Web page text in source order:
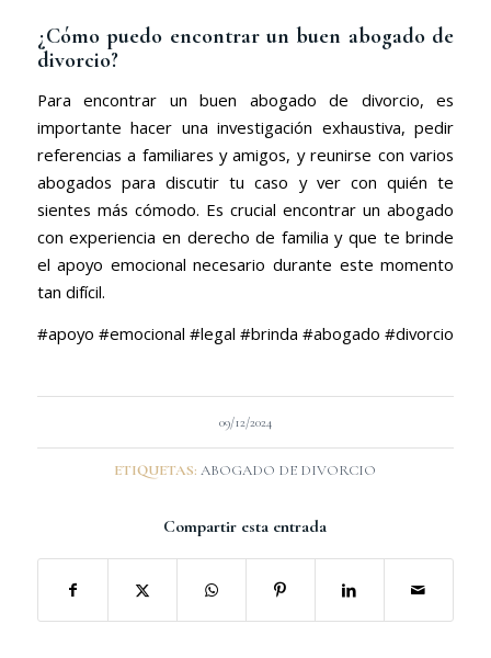
¿Cómo puedo encontrar un buen abogado de
divorcio?
Para encontrar un buen abogado de divorcio, es
importante hacer una investigación exhaustiva, pedir
referencias a familiares y amigos, y reunirse con varios
abogados para discutir tu caso y ver con quién te
sientes más cómodo. Es crucial encontrar un abogado
con experiencia en derecho de familia y que te brinde
el apoyo emocional necesario durante este momento
tan difícil.
#apoyo #emocional #legal #brinda #abogado #divorcio
09/12/2024
ETIQUETAS: ABOGADO DE DIVORCIO
Compartir esta entrada